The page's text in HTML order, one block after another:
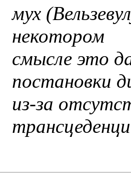
мух
некотором
смысле это
постановки
из-за